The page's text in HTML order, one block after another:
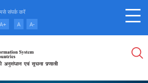
संपर्क करें
A+ A A-